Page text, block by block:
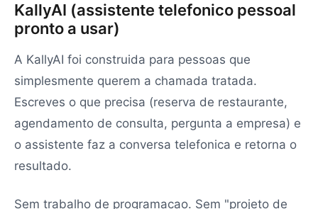
KallyAI (assistente telefonico pessoal
pronto a usar)
A KallyAI foi construida para pessoas que
simplesmente querem a chamada tratada.
Escreves o que precisa (reserva de restaurante,
agendamento de consulta, pergunta a empresa) e
o assistente faz a conversa telefonica e retorna o
resultado.
Sem trabalho de programacao. Sem "projeto de